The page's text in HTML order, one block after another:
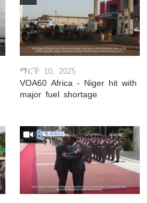
ማርች 10, 2025
VOA60 Africa - Niger hit with
major fuel shortage